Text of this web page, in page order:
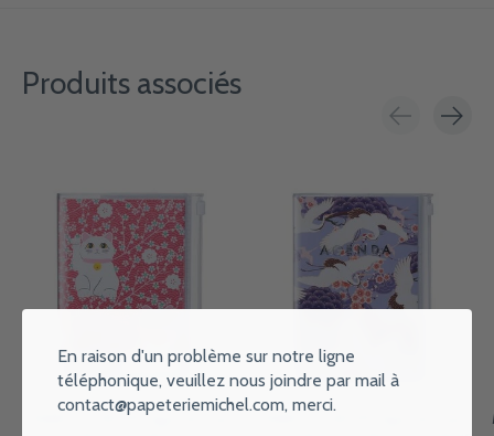
Produits associés
MARK'S EUROPE Agenda sept
MARK'S EUROPE Agenda sept
En raison d'un problème sur notre ligne
téléphonique, veuillez nous joindre par mail à
contact@papeteriemichel.com, merci.